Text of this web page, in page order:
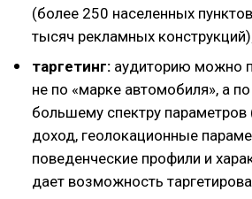
(более 250 населенных
тысяч рекламных
таргетинг: аудиторию можно
не по «марке автомобиля», а
большему спектру параметров
доход, геолокационные
поведенческие профили и
дает возможность